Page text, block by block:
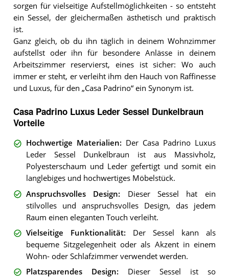
sorgen für vielseitige Aufstellmöglichkeiten - so entsteht
ein Sessel, der gleichermaßen ästhetisch und praktisch
ist.
Ganz gleich, ob du ihn täglich in deinem Wohnzimmer
aufstellst oder ihn für besondere Anlässe in deinem
Arbeitszimmer reservierst, eines ist sicher: Wo auch
immer er steht, er verleiht ihm den Hauch von Raffinesse
und Luxus, für den „Casa Padrino“ ein Synonym ist.
Casa Padrino Luxus Leder Sessel Dunkelbraun
Vorteile
Hochwertige Materialien: Der Casa Padrino Luxus
Leder Sessel Dunkelbraun ist aus Massivholz,
Polyesterschaum und Leder gefertigt und somit ein
langlebiges und hochwertiges Möbelstück.
Anspruchsvolles Design: Dieser Sessel hat ein
stilvolles und anspruchsvolles Design, das jedem
Raum einen eleganten Touch verleiht.
Vielseitige Funktionalität: Der Sessel kann als
bequeme Sitzgelegenheit oder als Akzent in einem
Wohn- oder Schlafzimmer verwendet werden.
Platzsparendes Design: Dieser Sessel ist so